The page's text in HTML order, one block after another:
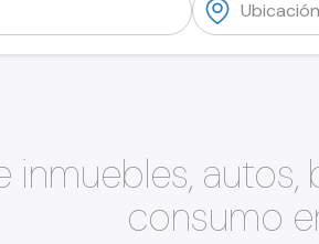
inmuebles,
consumo